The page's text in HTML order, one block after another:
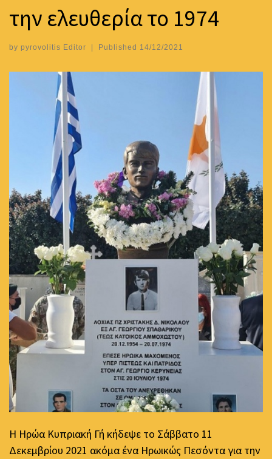
την ελευθερία το 1974
by pyrovolitis Editor | Published 14/12/2021
Η Ηρώα Κυπριακή Γή κήδεψε το Σάββατο 11
Δεκεμβρίου 2021 ακόμα ένα Ηρωικώς Πεσόντα για την